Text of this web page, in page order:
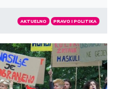
AKTUELNO PRAVO I POLITIKA